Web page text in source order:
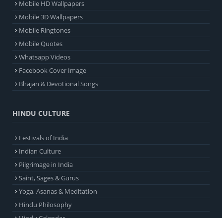
Mobile HD Wallpapers
Mobile 3D Wallpapers
Mobile Ringtones
Mobile Quotes
Whatsapp Videos
Facebook Cover Image
Bhajan & Devotional Songs
HINDU CULTURE
Festivals of India
Indian Culture
Pilgrimage in India
Saint, Sages & Gurus
Yoga, Asanas & Meditation
Hindu Philosophy